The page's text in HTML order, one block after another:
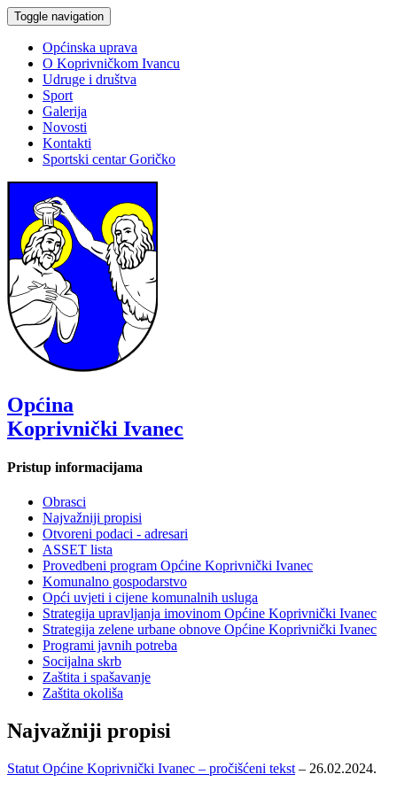
Toggle navigation
Općinska uprava
O Koprivničkom Ivancu
Udruge i društva
Sport
Galerija
Novosti
Kontakti
Sportski centar Goričko
Općina
Koprivnički Ivanec
Pristup informacijama
Obrasci
Najvažniji propisi
Otvoreni podaci - adresari
ASSET lista
Provedbeni program Općine Koprivnički Ivanec
Komunalno gospodarstvo
Opći uvjeti i cijene komunalnih usluga
Strategija upravljanja imovinom Općine Koprivnički Ivanec
Strategija zelene urbane obnove Općine Koprivnički Ivanec
Programi javnih potreba
Socijalna skrb
Zaštita i spašavanje
Zaštita okoliša
Najvažniji propisi
Statut Općine Koprivnički Ivanec – pročišćeni tekst – 26.02.2024.